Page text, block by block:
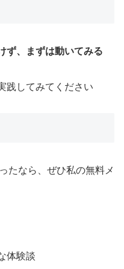
ず、まずは動いてみる
践してみてください
たなら、ぜひ私の無料メ
体験談